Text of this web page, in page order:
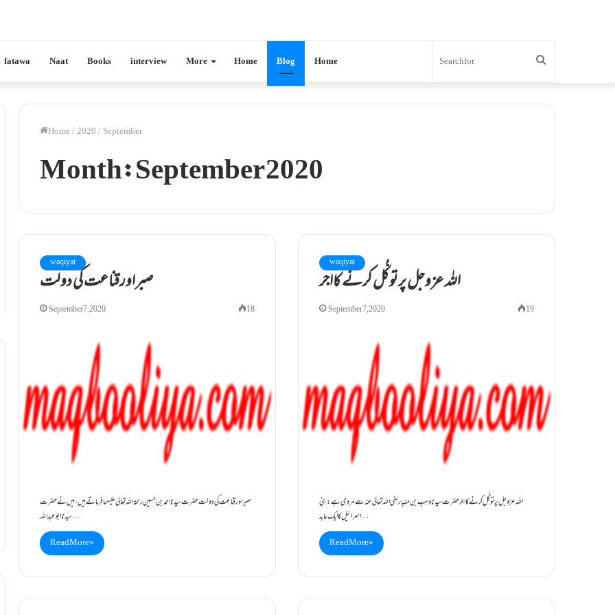
fatawa Naat Books interview More Home Blog Home
for
Home/2020/September
Month:September 2020
waqiyat
صبراورقناعت کی دولت
September 7, 2020 18
صبراورقناعت کی دولت حضرت سیدنا احمد بن حسین رحمۃ اللہ تعالیٰ علیہما فرماتے ہیں، میں نے حضرت
سیدنا ابو عبداللہ…
Read More »
waqiyat
اللہ عزوجل پرتوکُّل کرنے کااجر
September 7, 2020 19
اللہ عزوجل پرتوکُّل کرنے کااجر حضرت سیدناوہب بن منبہّ رضی اللہ تعالیٰ عنہ سے مروی ہے: بنی
اسرائیل کاایک عابد…
Read More »